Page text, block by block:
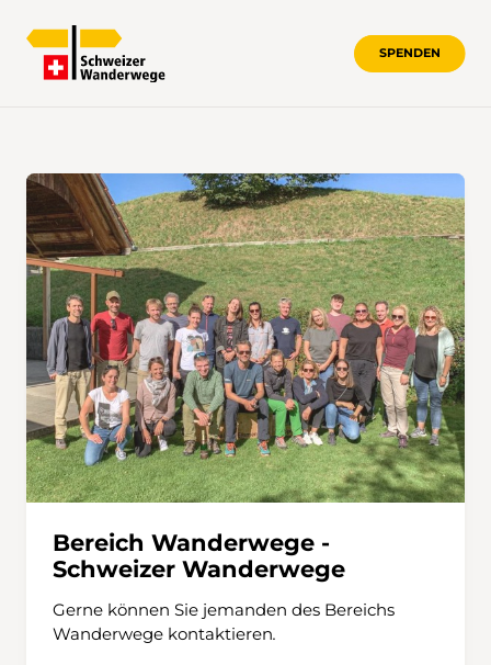
SPENDEN
Bereich Wanderwege -
Schweizer Wanderwege
Gerne können Sie jemanden des Bereichs
Wanderwege kontaktieren.